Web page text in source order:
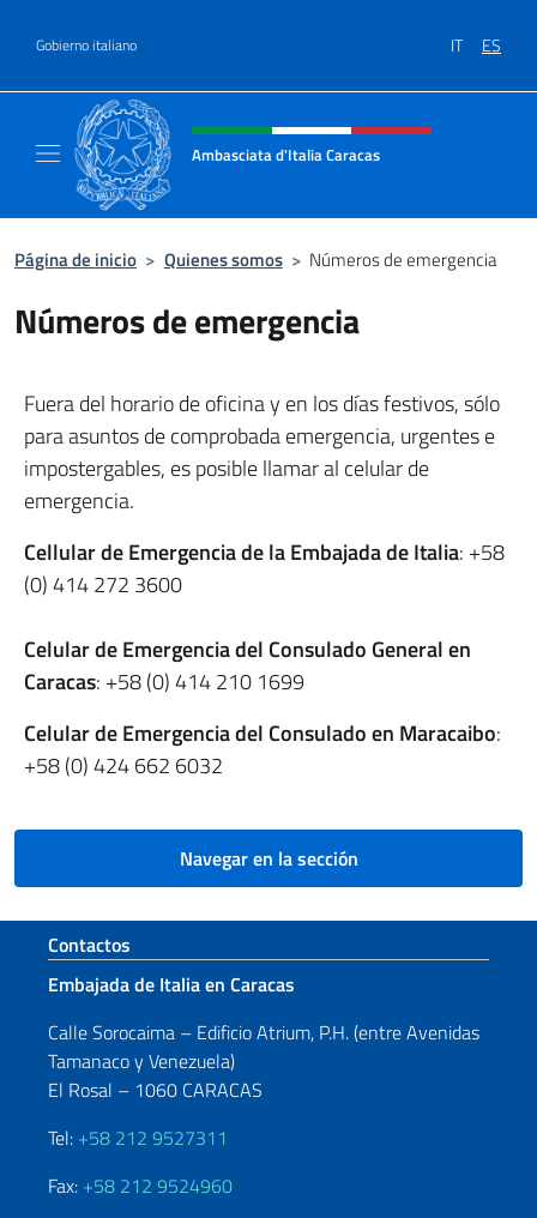
Gobierno italiano IT ES
Encabezado del sitio web,
Ambasciata d'Italia Caracas
Página de inicio > Quienes somos > Números de emergencia
Números de emergencia
Fuera del horario de oficina y en los días festivos, sólo
para asuntos de comprobada emergencia, urgentes e
impostergables, es posible llamar al celular de
emergencia.
Cellular de Emergencia de la Embajada de Italia: +58
(0) 414 272 3600
Celular de Emergencia del Consulado General en
Caracas: +58 (0) 414 210 1699
Celular de Emergencia del Consulado en Maracaibo:
+58 (0) 424 662 6032
Navegar en la sección
Sezione footer
Contactos
Embajada de Italia en Caracas
Calle Sorocaima – Edificio Atrium, P.H. (entre Avenidas
Tamanaco y Venezuela)
El Rosal – 1060 CARACAS
Tel: +58 212 9527311
Fax: +58 212 9524960